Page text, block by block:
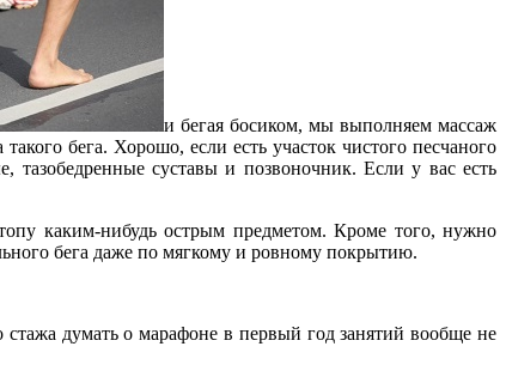
и бегая босиком, мы выполняем массаж
бега. Хорошо, если есть участок чистого песчаного
суставы и позвоночник. Если у вас есть
каким-нибудь острым предметом. Кроме того, нужно
бега даже по мягкому и ровному покрытию.
стажа думать о марафоне в первый год занятий вообще не